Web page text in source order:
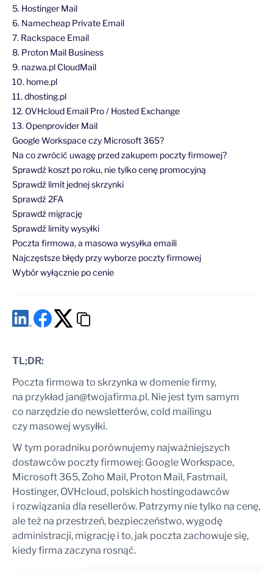
5. Hostinger Mail
6. Namecheap Private Email
7. Rackspace Email
8. Proton Mail Business
9. nazwa.pl CloudMail
10. home.pl
11. dhosting.pl
12. OVHcloud Email Pro / Hosted Exchange
13. Openprovider Mail
Google Workspace czy Microsoft 365?
Na co zwrócić uwagę przed zakupem poczty firmowej?
Sprawdź koszt po roku, nie tylko cenę promocyjną
Sprawdź limit jednej skrzynki
Sprawdź 2FA
Sprawdź migrację
Sprawdź limity wysyłki
Poczta firmowa, a masowa wysyłka emaili
Najczęstsze błędy przy wyborze poczty firmowej
Wybór wyłącznie po cenie
Ignorowanie DNS
Zakładanie własnego serwera pocztowego bez zasobów
Jak wybrać dostawcę poczty firmowej?
FAQ: Najlepsi dostawcy hostingu email
Jaki jest najtańszy sposób na założenie poczty firmowej?
Czy Google Workspace opłaca się dla jednej osoby?
Microsoft 365 czy Google Workspace dla małej firmy?
Czy można mieć pocztę firmową bez strony internetowej?
Czy mogę wysyłać newsletter z Gmaila firmowego?
Czym różni się SMTP od poczty firmowej?
Czy warto kupić pocztę u tego samego dostawcy
co domenę?
Jak długo trwa migracja poczty firmowej?
Czy własny serwer pocztowy ma sens?
Kiedy poczta firmowa przestaje wystarczać?
TL;DR:
Poczta firmowa to skrzynka w domenie firmy,
na przykład jan@twojafirma.pl. Nie jest tym samym
co narzędzie do newsletterów, cold mailingu
czy masowej wysyłki.
W tym poradniku porównujemy najważniejszych
dostawców poczty firmowej: Google Workspace,
Microsoft 365, Zoho Mail, Proton Mail, Fastmail,
Hostinger, OVHcloud, polskich hostingodawców
i rozwiązania dla resellerów. Patrzymy nie tylko na cenę,
ale też na przestrzeń, bezpieczeństwo, wygodę
administracji, migrację i to, jak poczta zachowuje się,
kiedy firma zaczyna rosnąć.